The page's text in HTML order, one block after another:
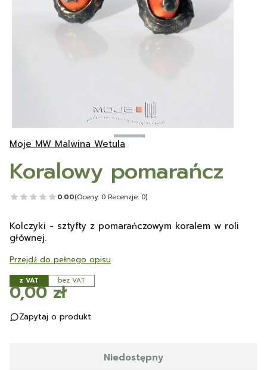
Moje MW Malwina Wetula
Koralowy pomarańcz
0.00(Oceny: 0 Recenzje: 0)
Kolczyki - sztyfty z pomarańczowym koralem w roli
głównej.
Przejdź do pełnego opisu
z VAT bez VAT
Cena
0,00 zł
Zapytaj o produkt
Niedostępny